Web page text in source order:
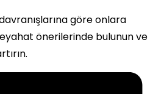
göre onlara
önerilerinde bulunun ve